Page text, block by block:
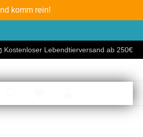
komm rein!
Kostenloser Lebendtierversand ab 250€